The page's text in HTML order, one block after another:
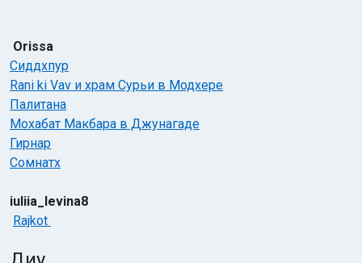
Orissa
Сиддхпур
Rani ki Vav и храм Сурьи в Модхере
Палитана
Мохабат Макбара в Джунагаде
Гирнар
Сомнатх
iuliia_levina8
Rajkot